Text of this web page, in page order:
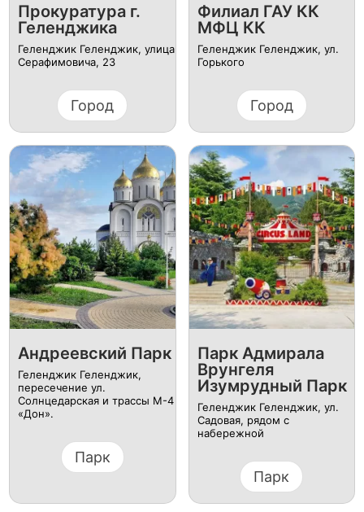
Прокуратура г.
Геленджика
Геленджик Геленджик, улица
Серафимовича, 23
Город
Филиал ГАУ КК
МФЦ КК
Геленджик Геленджик, ул.
Горького
Город
Андреевский Парк
Геленджик Геленджик,
пересечение ул.
Солнцедарская и трассы М-4
«Дон».
Парк
Парк Адмирала
Врунгеля
Изумрудный Парк
Геленджик Геленджик, ул.
Садовая, рядом с
набережной
Парк